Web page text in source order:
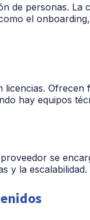
de personas. La
el
licencias.
hay equipos
se
y la escalabilidad.